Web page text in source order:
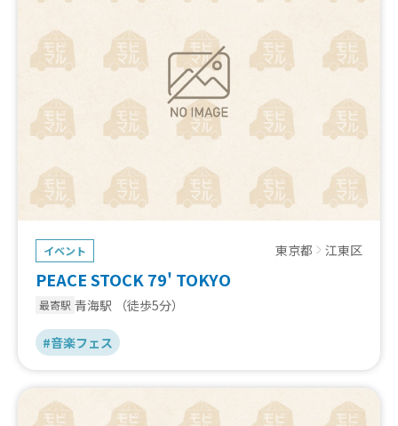
イベント 東京都 江東区
PEACE STOCK 79' TOKYO
最寄駅 青海駅 （徒歩5分）
#音楽フェス